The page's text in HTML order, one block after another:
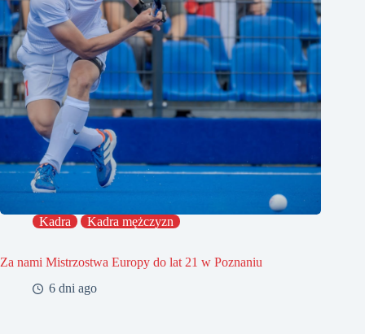
Kadra Kadra mężczyzn
Za nami Mistrzostwa Europy do lat 21 w Poznaniu
6 dni ago